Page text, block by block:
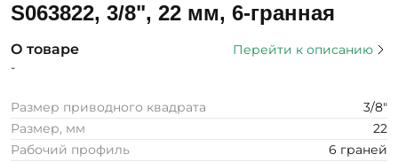
S063822, 3/8", 22 мм, 6-гранная
О товаре
Перейти к описанию
-
Размер приводного квадрата
3/8"
Размер, мм
22
Рабочий профиль
6 граней